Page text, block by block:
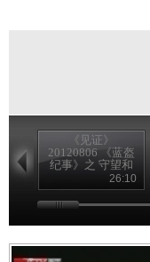
《见证》
20120806 《蓝盔
纪事》之 守望和
26:10